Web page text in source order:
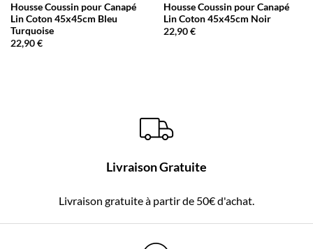
Housse Coussin pour Canapé
Lin Coton 45x45cm Bleu
Turquoise
22,90€
Housse Coussin pour Canapé
Lin Coton 45x45cm Noir
22,90€
Livraison Gratuite
Livraison gratuite à partir de 50€ d'achat.